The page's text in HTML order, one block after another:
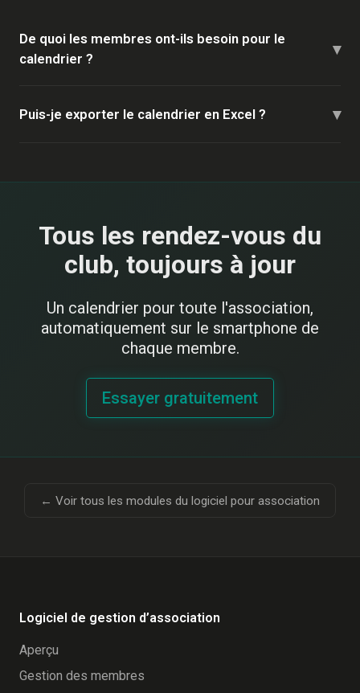
De quoi les membres ont-ils besoin pour le
calendrier ?
▾
Puis-je exporter le calendrier en Excel ? ▾
Tous les rendez-vous du
club, toujours à jour
Un calendrier pour toute l'association,
automatiquement sur le smartphone de
chaque membre.
Essayer gratuitement
← Voir tous les modules du logiciel pour association
Logiciel de gestion d’association
Aperçu
Gestion des membres